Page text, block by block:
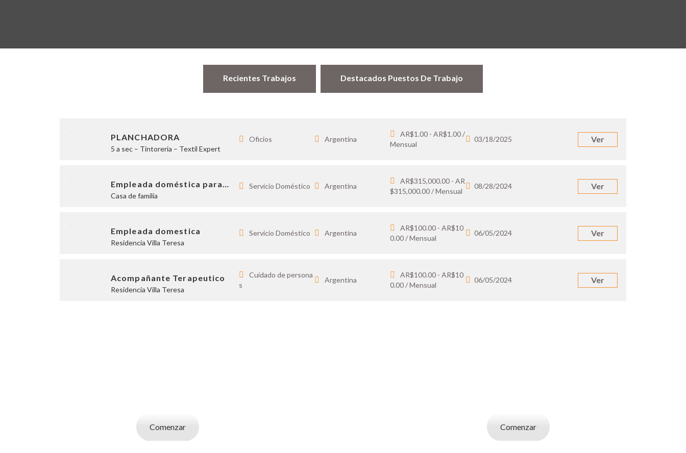
Recientes Trabajos Destacados Puestos De Trabajo
PLANCHADORA
5 a sec – Tintoreria – Textil Expert
Oficios Argentina
AR$1.00 - AR$1.00 /
Mensual
03/18/2025 Ver
Empleada doméstica para…
Casa de familia
Servicio Doméstico Argentina
AR$315,000.00 - AR
$315,000.00 / Mensual
08/28/2024 Ver
Empleada domestica
Residencia Villa Teresa
Servicio Doméstico Argentina
AR$100.00 - AR$10
0.00 / Mensual
06/05/2024 Ver
Acompañante Terapeutico
Residencia Villa Teresa
Cuidado de persona
s
Argentina
AR$100.00 - AR$10
0.00 / Mensual
06/05/2024 Ver
Comenzar Comenzar